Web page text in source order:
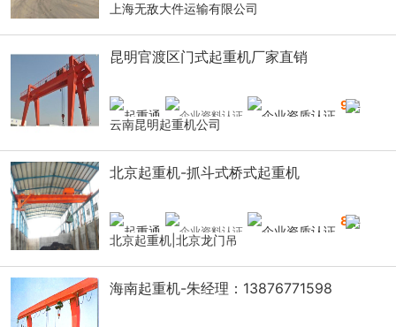
上海无敌大件运输有限公司
昆明官渡区门式起重机厂家直销
9年
云南昆明起重机公司
北京起重机-抓斗式桥式起重机
8年
北京起重机|北京龙门吊
海南起重机-朱经理：13876771598